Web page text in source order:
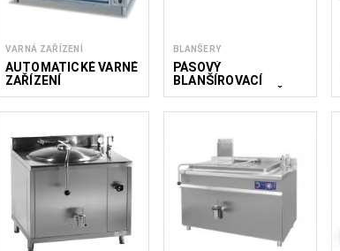
VARNÁ ZAŘÍZENÍ
AUTOMATICKÉ VARNÉ
ZAŘÍZENÍ
BLANŠERY
PÁSOVÝ
BLANŠÍROVACÍ
STROJ A CHLADIČ CB